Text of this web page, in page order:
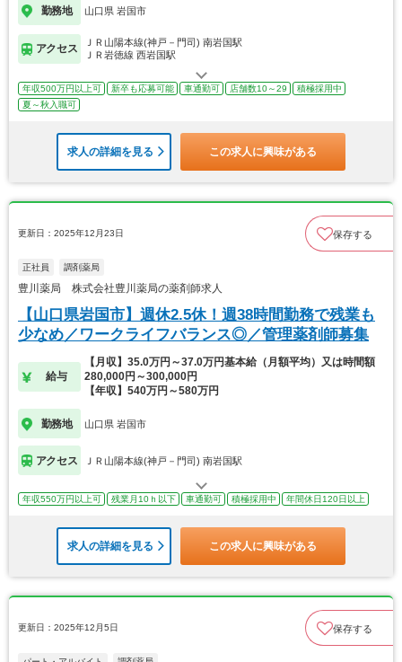
勤務地 山口県 岩国市
アクセス
ＪＲ山陽本線(神戸－門司) 南岩国駅
ＪＲ岩徳線 西岩国駅
年収500万円以上可 新卒も応募可能 車通勤可 店舗数10～29
積極採用中
夏～秋入職可
求人の詳細を見る この求人に興味がある
更新日：2025年12月23日 保存する
正社員 調剤薬局
豊川薬局 株式会社豊川薬局の薬剤師求人
【山口県岩国市】週休2.5休！週38時間勤務で残業も
少なめ／ワークライフバランス◎／管理薬剤師募集
給与
【月収】35.0万円～37.0万円基本給（月額平均）又は時間額
280,000円～300,000円
【年収】540万円～580万円
勤務地 山口県 岩国市
アクセス ＪＲ山陽本線(神戸－門司) 南岩国駅
年収550万円以上可 残業月10ｈ以下 車通勤可 積極採用中 年間休日120日以上
求人の詳細を見る この求人に興味がある
更新日：2025年12月5日 保存する